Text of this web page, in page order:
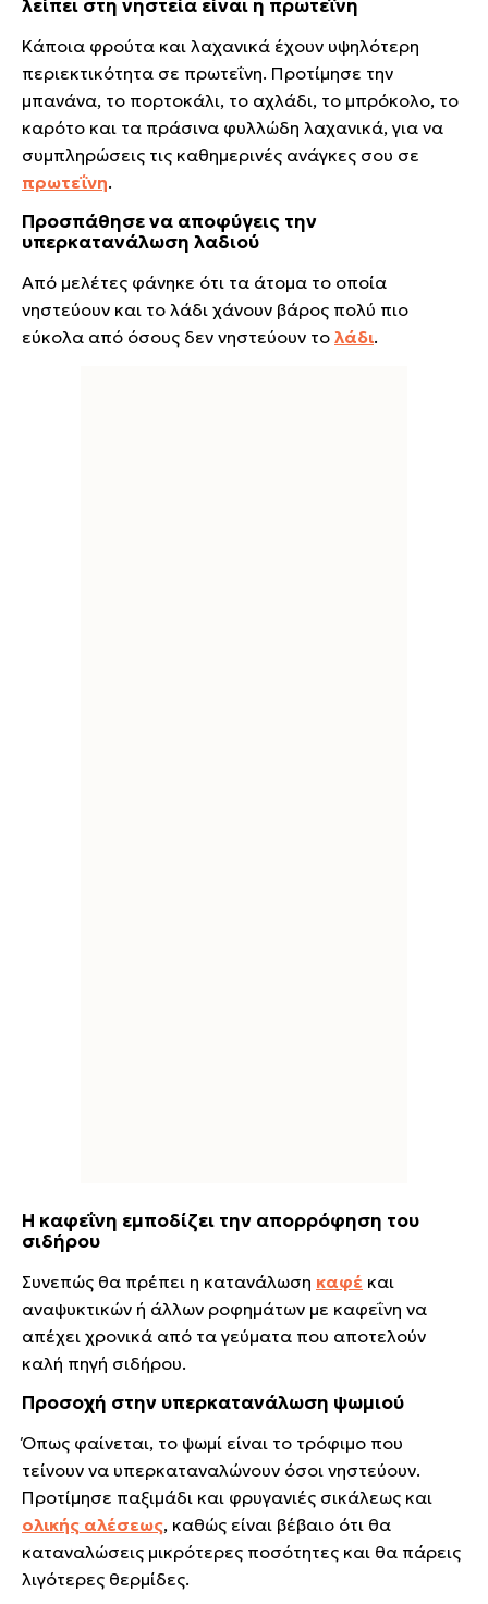
λείπει στη νηστεία είναι η πρωτεΐνη
Κάποια φρούτα και λαχανικά έχουν υψηλότερη
περιεκτικότητα σε πρωτεΐνη. Προτίμησε την
μπανάνα, το πορτοκάλι, το αχλάδι, το μπρόκολο, το
καρότο και τα πράσινα φυλλώδη λαχανικά, για να
συμπληρώσεις τις καθημερινές ανάγκες σου σε
πρωτεΐνη.
Προσπάθησε να αποφύγεις την
υπερκατανάλωση λαδιού
Από μελέτες φάνηκε ότι τα άτομα το οποία
νηστεύουν και το λάδι χάνουν βάρος πολύ πιο
εύκολα από όσους δεν νηστεύουν το λάδι.
Η καφεΐνη εμποδίζει την απορρόφηση του
σιδήρου
Συνεπώς θα πρέπει η κατανάλωση καφέ και
αναψυκτικών ή άλλων ροφημάτων με καφεΐνη να
απέχει χρονικά από τα γεύματα που αποτελούν
καλή πηγή σιδήρου.
Προσοχή στην υπερκατανάλωση ψωμιού
Όπως φαίνεται, το ψωμί είναι το τρόφιμο που
τείνουν να υπερκαταναλώνουν όσοι νηστεύουν.
Προτίμησε παξιμάδι και φρυγανιές σικάλεως και
ολικής αλέσεως, καθώς είναι βέβαιο ότι θα
καταναλώσεις μικρότερες ποσότητες και θα πάρεις
λιγότερες θερμίδες.